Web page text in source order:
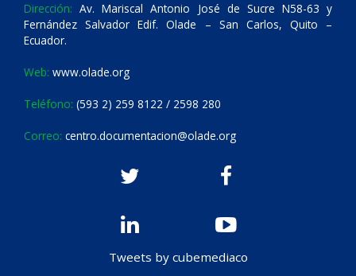
Dirección: Av. Mariscal Antonio José de Sucre N58-63 y
Fernández Salvador Edif. Olade – San Carlos, Quito –
Ecuador.
Web: www.olade.org
Teléfono: (593 2) 259 8122 / 2598 280
Correo: centro.documentacion@olade.org
Tweets by cubemediaco